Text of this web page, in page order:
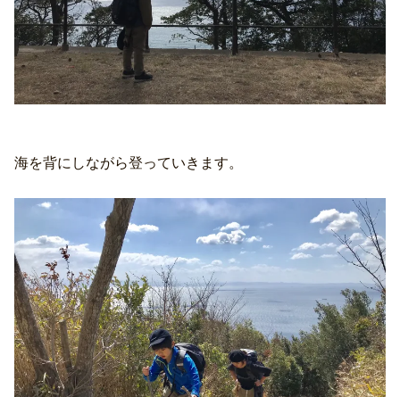
海を背にしながら登っていきます。